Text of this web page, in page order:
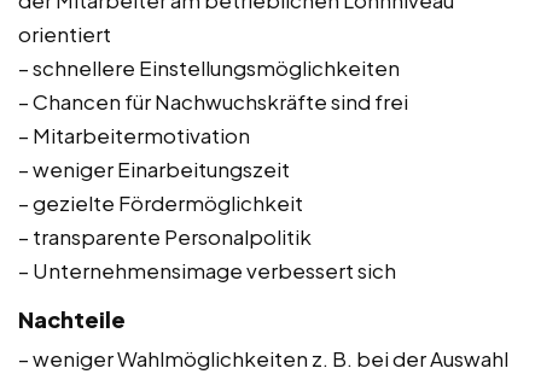
orientiert
– schnellere Einstellungsmöglichkeiten
– Chancen für Nachwuchskräfte sind frei
– Mitarbeitermotivation
– weniger Einarbeitungszeit
– gezielte Fördermöglichkeit
– transparente Personalpolitik
– Unternehmensimage verbessert sich
Nachteile
– weniger Wahlmöglichkeiten z. B. bei der Auswahl